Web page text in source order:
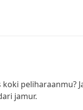
peliharaanmu?
jamur.